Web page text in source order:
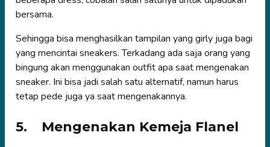
bersama.
Sehingga bisa menghasilkan tampilan yang girly juga bagi
yang mencintai sneakers. Terkadang ada saja orang yang
bingung akan menggunakan outfit apa saat mengenakan
sneaker. Ini bisa jadi salah satu alternatif, namun harus
tetap pede juga ya saat mengenakannya.
5. Mengenakan Kemeja Flanel